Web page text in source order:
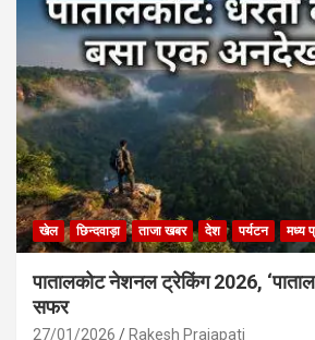
खेल छिन्दवाड़ा ताजा खबर देश पर्यटन मध्य
पातालकोट नेशनल ट्रेकिंग 2026,
सफर
27/01/2026 Rakesh Prajapati